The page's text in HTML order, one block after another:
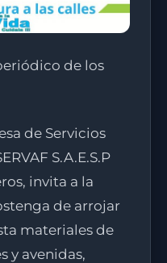
de los
de Servicios
S.A.E.S.P
invita a la
de arrojar
materiales de
y avenidas,